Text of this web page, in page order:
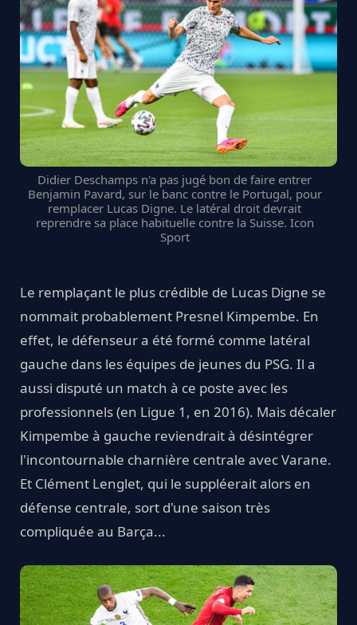
Didier Deschamps n'a pas jugé bon de faire entrer
Benjamin Pavard, sur le banc contre le Portugal, pour
remplacer Lucas Digne. Le latéral droit devrait
reprendre sa place habituelle contre la Suisse. Icon
Sport
Le remplaçant le plus crédible de Lucas Digne se
nommait probablement Presnel Kimpembe. En
effet, le défenseur a été formé comme latéral
gauche dans les équipes de jeunes du PSG. Il a
aussi disputé un match à ce poste avec les
professionnels (en Ligue 1, en 2016). Mais décaler
Kimpembe à gauche reviendrait à désintégrer
l'incontournable charnière centrale avec Varane.
Et Clément Lenglet, qui le suppléerait alors en
défense centrale, sort d'une saison très
compliquée au Barça...